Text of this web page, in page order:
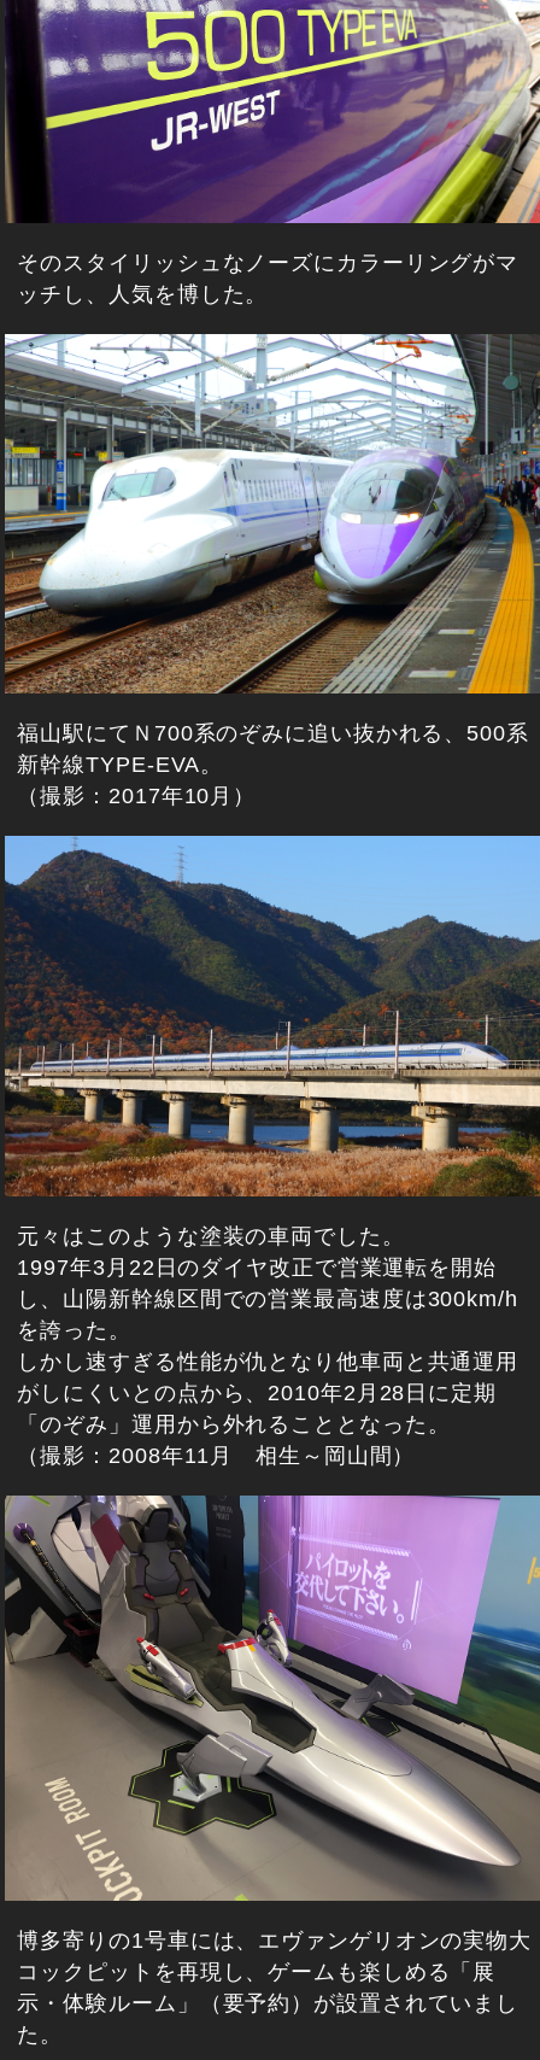
そのスタイリッシュなノーズにカラーリングがマ
ッチし、人気を博した。
福山駅にてＮ700系のぞみに追い抜かれる、500系
新幹線TYPE-EVA。
（撮影：2017年10月）
元々はこのような塗装の車両でした。
1997年3月22日のダイヤ改正で営業運転を開始
し、山陽新幹線区間での営業最高速度は300km/h
を誇った。
しかし速すぎる性能が仇となり他車両と共通運用
がしにくいとの点から、2010年2月28日に定期
「のぞみ」運用から外れることとなった。
（撮影：2008年11月 相生～岡山間）
博多寄りの1号車には、エヴァンゲリオンの実物大
コックピットを再現し、ゲームも楽しめる「展
示・体験ルーム」（要予約）が設置されていまし
た。